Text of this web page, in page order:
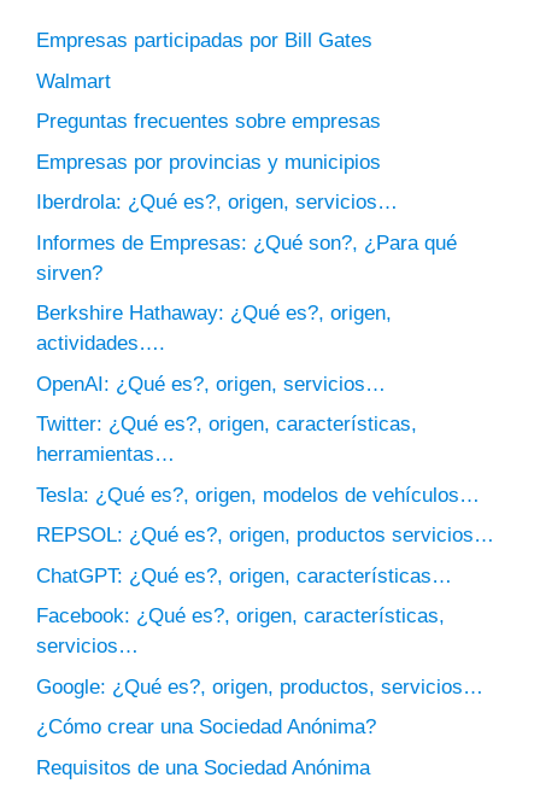
Empresas participadas por Bill Gates
Walmart
Preguntas frecuentes sobre empresas
Empresas por provincias y municipios
Iberdrola: ¿Qué es?, origen, servicios…
Informes de Empresas: ¿Qué son?, ¿Para qué
sirven?
Berkshire Hathaway: ¿Qué es?, origen,
actividades….
OpenAI: ¿Qué es?, origen, servicios…
Twitter: ¿Qué es?, origen, características,
herramientas…
Tesla: ¿Qué es?, origen, modelos de vehículos…
REPSOL: ¿Qué es?, origen, productos servicios…
ChatGPT: ¿Qué es?, origen, características…
Facebook: ¿Qué es?, origen, características,
servicios…
Google: ¿Qué es?, origen, productos, servicios…
¿Cómo crear una Sociedad Anónima?
Requisitos de una Sociedad Anónima